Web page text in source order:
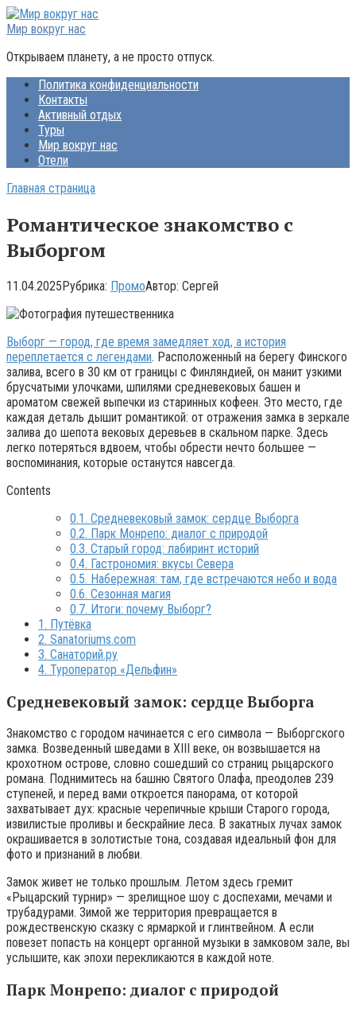
Перейти
к
Мир вокруг нас
Открываем планету, а не просто отпуск.
Политика конфиденциальности
Контакты
Активный отдых
Туры
Мир вокруг нас
Отели
Главная страница
Романтическое знакомство с
Выборгом
11.04.2025Рубрика: ПромоАвтор: Сергей
Выборг — город, где время замедляет ход, а история
переплетается с легендами. Расположенный на берегу Финского
залива, всего в 30 км от границы с Финляндией, он манит узкими
брусчатыми улочками, шпилями средневековых башен и
ароматом свежей выпечки из старинных кофеен. Это место, где
каждая деталь дышит романтикой: от отражения замка в зеркале
залива до шепота вековых деревьев в скальном парке. Здесь
легко потеряться вдвоем, чтобы обрести нечто большее —
воспоминания, которые останутся навсегда.
Contents
0.1. Средневековый замок: сердце Выборга
0.2. Парк Монрепо: диалог с природой
0.3. Старый город: лабиринт историй
0.4. Гастрономия: вкусы Севера
0.5. Набережная: там, где встречаются небо и вода
0.6. Сезонная магия
0.7. Итоги: почему Выборг?
1. Путёвка
2. Sanatoriums.com
3. Санаторий.ру
4. Туроператор «Дельфин»
Средневековый замок: сердце Выборга
Знакомство с городом начинается с его символа — Выборгского
замка. Возведенный шведами в XIII веке, он возвышается на
крохотном острове, словно сошедший со страниц рыцарского
романа. Поднимитесь на башню Святого Олафа, преодолев 239
ступеней, и перед вами откроется панорама, от которой
захватывает дух: красные черепичные крыши Старого города,
извилистые проливы и бескрайние леса. В закатных лучах замок
окрашивается в золотистые тона, создавая идеальный фон для
фото и признаний в любви.
Замок живет не только прошлым. Летом здесь гремит
«Рыцарский турнир» — зрелищное шоу с доспехами, мечами и
трубадурами. Зимой же территория превращается в
рождественскую сказку с ярмаркой и глинтвейном. А если
повезет попасть на концерт органной музыки в замковом зале, вы
услышите, как эпохи перекликаются в каждой ноте.
Парк Монрепо: диалог с природой